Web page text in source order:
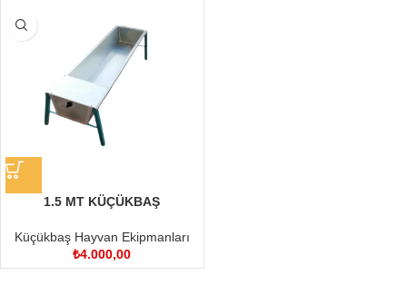
1.5 MT KÜÇÜKBAŞ
Küçükbaş Hayvan Ekipmanları
₺4.000,00